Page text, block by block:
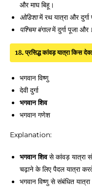
और माघ बिहू।
ओडिशामें रथ यात्रा और
पश्चिम बंगालमें दुर्गा पूजा और
18. प्रसिद्ध कांवड़ यात्रा किस
भगवान विष्णु
देवी दुर्गा
भगवान शिव
भगवान गणेश
Explanation:
भगवान शिवसे कांवड़ यात्रा
चढ़ाने के लिए पैदल यात्रा
भगवान विष्णु से संबंधित